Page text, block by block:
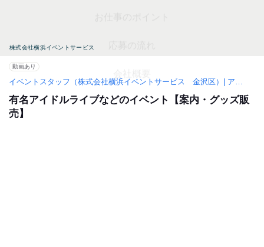
株式会社横浜イベントサービス
動画あり
イベントスタッフ（株式会社横浜イベントサービス 金沢区）| アルバイト・パート求人（横浜駅）
有名アイドルライブなどのイベント【案内・グッズ販
売】